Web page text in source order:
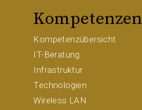
Kompetenzen
Kompetenzübersicht
IT-Beratung
Infrastruktur
Technologien
Wireless LAN